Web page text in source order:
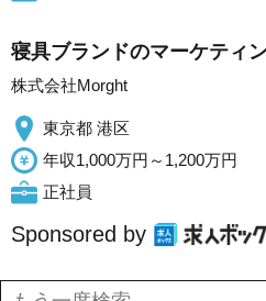
寝具ブランドのマーケティ
株式会社Morght
東京都 港区
年収1,000万円～1,200万円
正社員
Sponsored by